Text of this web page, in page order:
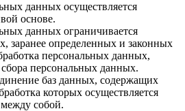
данных осуществляется
основе.
данных ограничивается
заранее определенных и законных
персональных данных,
персональных данных.
баз данных, содержащих
которых осуществляется
собой.